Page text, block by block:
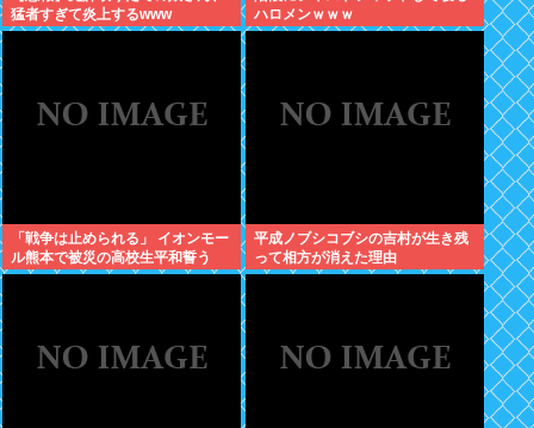
猛者すぎて炎上するwww
ハロメンｗｗｗ
「戦争は止められる」 イオンモー
ル熊本で被災の高校生平和誓う
平成ノブシコブシの吉村が生き残
って相方が消えた理由